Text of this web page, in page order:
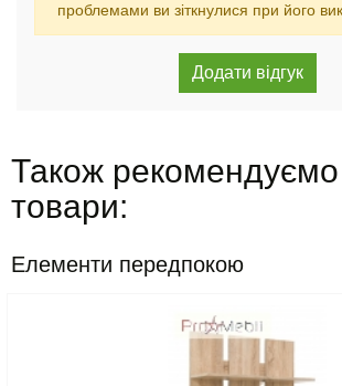
проблемами ви зіткнулися при його
Також рекомендуємо
товари:
Елементи передпокою